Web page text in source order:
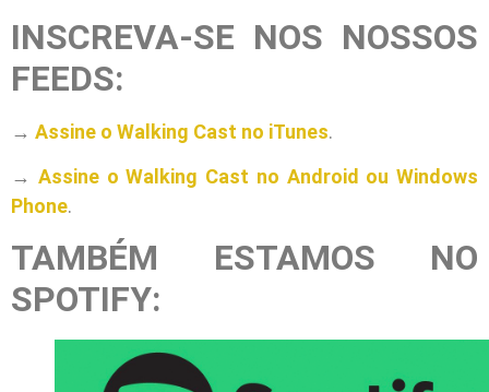
INSCREVA-SE NOS NOSSOS
FEEDS:
→ Assine o Walking Cast no iTunes.
→ Assine o Walking Cast no Android ou Windows
Phone.
TAMBÉM ESTAMOS NO
SPOTIFY: